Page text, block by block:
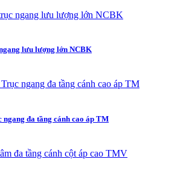
lưu lượng lớn NCBK
đa tầng cánh cao áp TM